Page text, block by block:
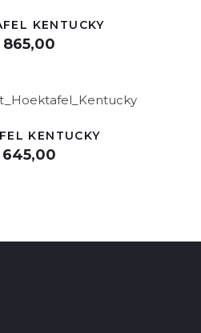
KENTUCKY
KENTUCKY